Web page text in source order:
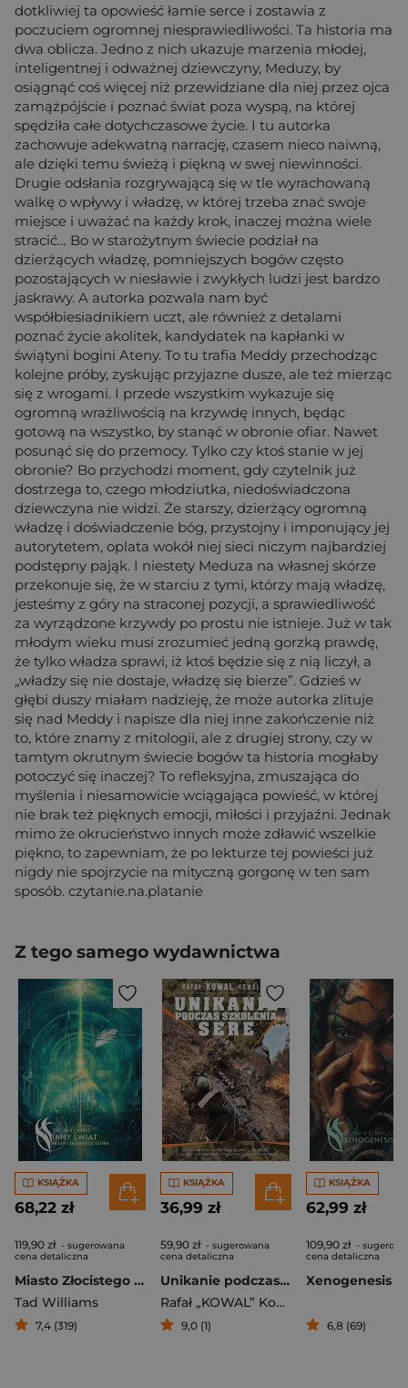
dotkliwiej ta opowieść łamie serce i zostawia z
poczuciem ogromnej niesprawiedliwości. Ta historia ma
dwa oblicza. Jedno z nich ukazuje marzenia młodej,
inteligentnej i odważnej dziewczyny, Meduzy, by
osiągnąć coś więcej niż przewidziane dla niej przez ojca
zamążpójście i poznać świat poza wyspą, na której
spędziła całe dotychczasowe życie. I tu autorka
zachowuje adekwatną narrację, czasem nieco naiwną,
ale dzięki temu świeżą i piękną w swej niewinności.
Drugie odsłania rozgrywającą się w tle wyrachowaną
walkę o wpływy i władzę, w której trzeba znać swoje
miejsce i uważać na każdy krok, inaczej można wiele
stracić… Bo w starożytnym świecie podział na
dzierżących władzę, pomniejszych bogów często
pozostających w niesławie i zwykłych ludzi jest bardzo
jaskrawy. A autorka pozwala nam być
współbiesiadnikiem uczt, ale również z detalami
poznać życie akolitek, kandydatek na kapłanki w
świątyni bogini Ateny. To tu trafia Meddy przechodząc
kolejne próby, zyskując przyjazne dusze, ale też mierząc
się z wrogami. I przede wszystkim wykazuje się
ogromną wrażliwością na krzywdę innych, będąc
gotową na wszystko, by stanąć w obronie ofiar. Nawet
posunąć się do przemocy. Tylko czy ktoś stanie w jej
obronie? Bo przychodzi moment, gdy czytelnik już
dostrzega to, czego młodziutka, niedoświadczona
dziewczyna nie widzi. Że starszy, dzierżący ogromną
władzę i doświadczenie bóg, przystojny i imponujący jej
autorytetem, oplata wokół niej sieci niczym najbardziej
podstępny pająk. I niestety Meduza na własnej skórze
przekonuje się, że w starciu z tymi, którzy mają władzę,
jesteśmy z góry na straconej pozycji, a sprawiedliwość
za wyrządzone krzywdy po prostu nie istnieje. Już w tak
młodym wieku musi zrozumieć jedną gorzką prawdę,
że tylko władza sprawi, iż ktoś będzie się z nią liczył, a
„władzy się nie dostaje, władzę się bierze”. Gdzieś w
głębi duszy miałam nadzieję, że może autorka zlituje
się nad Meddy i napisze dla niej inne zakończenie niż
to, które znamy z mitologii, ale z drugiej strony, czy w
tamtym okrutnym świecie bogów ta historia mogłaby
potoczyć się inaczej? To refleksyjna, zmuszająca do
myślenia i niesamowicie wciągająca powieść, w której
nie brak też pięknych emocji, miłości i przyjaźni. Jednak
mimo że okrucieństwo innych może zdławić wszelkie
piękno, to zapewniam, że po lekturze tej powieści już
nigdy nie spojrzycie na mityczną gorgonę w ten sam
sposób. czytanie.na.platanie
Z tego samego wydawnictwa
KSIĄŻKA
68,22 zł
119,90 zł - sugerowana
cena detaliczna
Miasto Złocistego Cienia
Tad Williams
7,4 (319)
KSIĄŻKA
36,99 zł
59,90 zł - sugerowana
cena detaliczna
Unikanie podczas szkolenia SERE
Rafał „KOWAL” Kowalski
9,0 (1)
KSIĄŻKA
62,99 zł
109,90 zł -
cena detaliczna
Xenogenesis
6,8 (69)